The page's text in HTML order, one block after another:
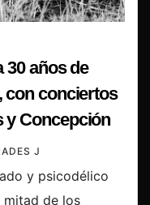
30 años de
con conciertos
y Concepción
J
y psicodélico
mitad de los